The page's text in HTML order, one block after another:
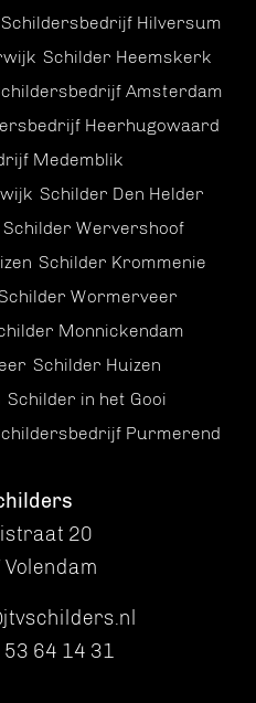
Schildersbedrijf Hilversum
Schilder Heemskerk
Amsterdam
Heerhugowaard
Medemblik
Schilder Den Helder
Schilder Wervershoof
Schilder Krommenie
Wormerveer
Monnickendam
Schilder Huizen
Schilder in het Gooi
Purmerend
20
Volendam
53 64 14 31